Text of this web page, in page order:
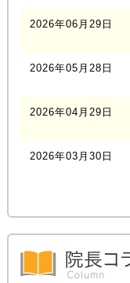
2026年06月29日
2026年05月28日
2026年04月29日
2026年03月30日